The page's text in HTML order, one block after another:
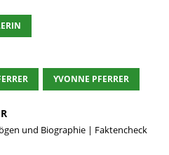
YVONNE PFERRER
und Biographie | Faktencheck